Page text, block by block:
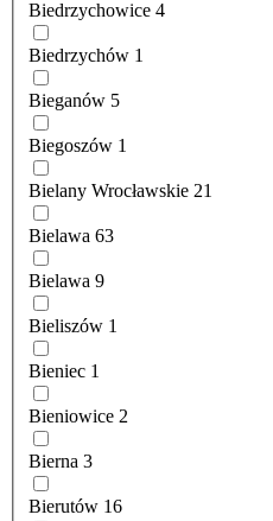
Biedrzychowice 4
Biedrzychów 1
Bieganów 5
Biegoszów 1
Bielany Wrocławskie 21
Bielawa 63
Bielawa 9
Bieliszów 1
Bieniec 1
Bieniowice 2
Bierna 3
Bierutów 16